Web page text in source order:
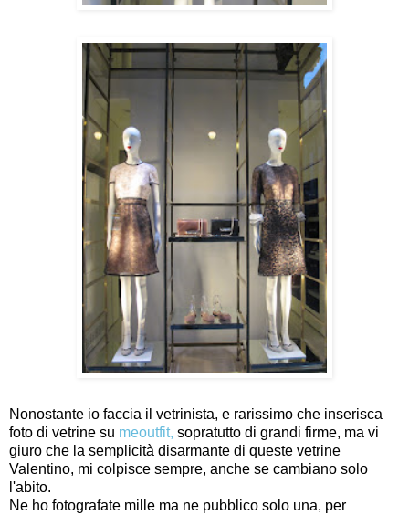
Nonostante io faccia il vetrinista, e rarissimo che inserisca
foto di vetrine su meoutfit, sopratutto di grandi firme, ma vi
giuro che la semplicità disarmante di queste vetrine
Valentino, mi colpisce sempre, anche se cambiano solo
l'abito.
Ne ho fotografate mille ma ne pubblico solo una, per